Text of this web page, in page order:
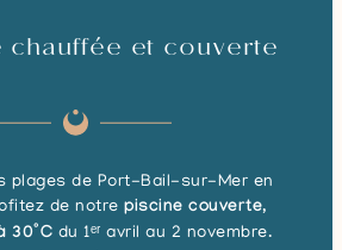
et couverte
plages de Port-Bail-sur-Mer en
de notre piscine couverte,
30°C du 1ᵉʳ avril au 2 novembre.